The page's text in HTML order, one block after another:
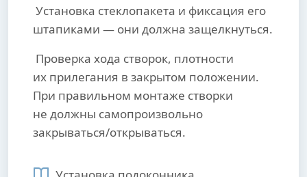
Установка стеклопакета и фиксация его
штапиками — они должна защелкнуться.
Проверка хода створок, плотности
их прилегания в закрытом положении.
При правильном монтаже створки
не должны самопроизвольно
закрываться/открываться.